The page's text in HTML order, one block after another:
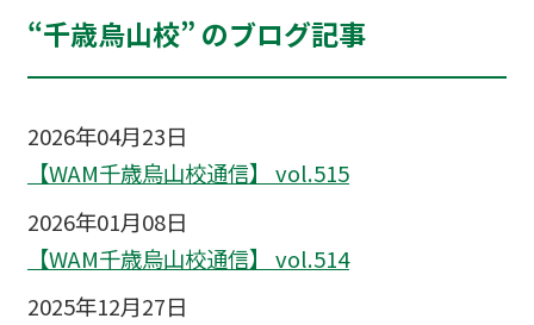
“千歳烏山校” のブログ記事
2026年04月23日
【WAM千歳烏山校通信】 vol.515
2026年01月08日
【WAM千歳烏山校通信】 vol.514
2025年12月27日